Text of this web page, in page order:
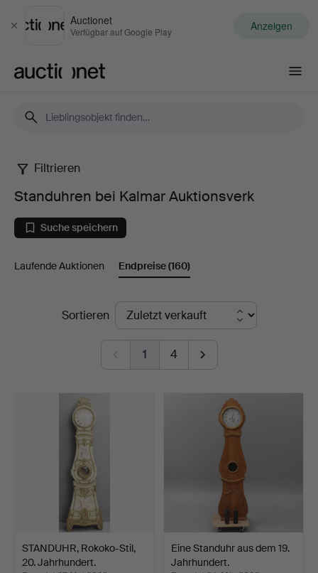
Schließen
Auctionet
Verfügbar auf Google Play Anzeigen
Standuhren
bei
Kalmar
Auktionsverk
Filtrieren
Standuhren bei Kalmar Auktionsverk
Suche speichern
Laufende Auktionen Endpreise(160)
EndpreiseSortieren
1 4
STANDUHR, Rokoko-Stil,
20. Jahrhundert.
Eine Standuhr aus dem 19.
Jahrhundert.